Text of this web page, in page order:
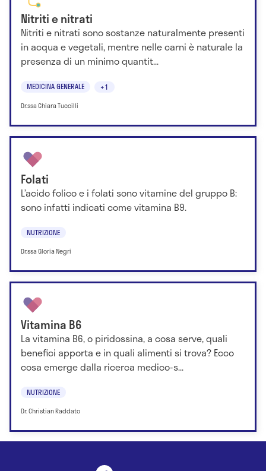
Nitriti e nitrati
Nitriti e nitrati sono sostanze naturalmente presenti
in acqua e vegetali, mentre nelle carni è naturale la
presenza di un minimo quantit...
MEDICINA GENERALE +1
Dr.ssa Chiara Tuccilli
Folati
L’acido folico e i folati sono vitamine del gruppo B:
sono infatti indicati come vitamina B9.
NUTRIZIONE
Dr.ssa Gloria Negri
Vitamina B6
La vitamina B6, o piridossina, a cosa serve, quali
benefici apporta e in quali alimenti si trova? Ecco
cosa emerge dalla ricerca medico-s...
NUTRIZIONE
Dr. Christian Raddato